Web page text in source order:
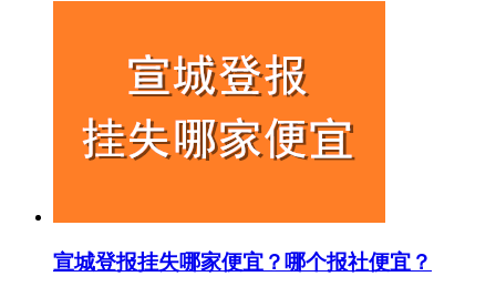
宣城登报挂失哪家便宜？哪个报社便宜？